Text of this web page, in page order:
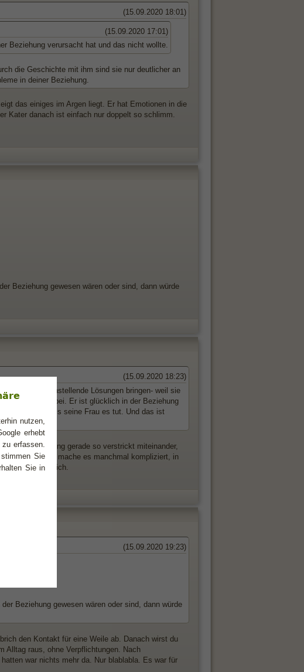
(15.09.2020 18:01)
(15.09.2020 17:01)
Beziehung verursacht hat und das nicht wollte.
die Geschichte mit ihm sind sie nur deutlicher an
in deiner Beziehung.
das einiges im Argen liegt. Er hat Emotionen in die
Kater danach ist einfach nur doppelt so schlimm.
Beziehung gewesen wären oder sind, dann würde
(15.09.2020 18:23)
zufriedenstellende Lösungen bringen- weil sie
behaltet es bei. Er ist glücklich in der Beziehung
ansprichst als seine Frau es tut. Und das ist
ganzen Ding gerade so verstrickt miteinander,
Lust mehr. Ich mache es manchmal kompliziert, in
einfacher für mich.
(15.09.2020 19:23)
Beziehung gewesen wären oder sind, dann würde
den Kontakt für eine Weile ab. Danach wirst du
Alltag raus, ohne Verpflichtungen. Nach
war nichts mehr da. Nur blablabla. Es war für
nutzen,
erhebt
erfassen.
Sie
Sie in